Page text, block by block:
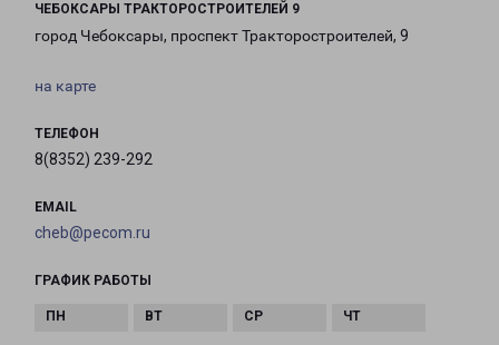
ЧЕБОКСАРЫ ТРАКТОРОСТРОИТЕЛЕЙ 9
город Чебоксары, проспект Тракторостроителей, 9
на карте
ТЕЛЕФОН
8(8352) 239-292
EMAIL
cheb@pecom.ru
ГРАФИК РАБОТЫ